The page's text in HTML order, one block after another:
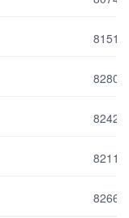
81511
82808
82426
82113
82668